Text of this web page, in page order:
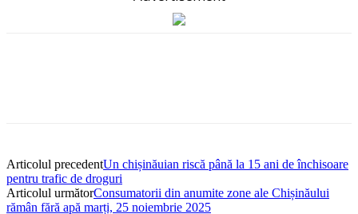
Articolul precedentUn chișinăuian riscă până la 15 ani de închisoare
pentru trafic de droguri
Articolul următorConsumatorii din anumite zone ale Chișinăului
rămân fără apă marți, 25 noiembrie 2025